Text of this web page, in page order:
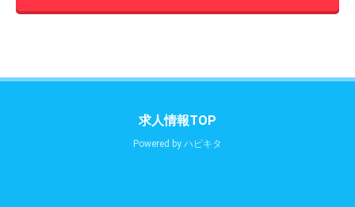
求人情報TOP
Powered by ハピキタ